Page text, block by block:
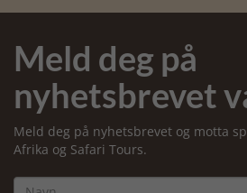
Meld deg på
nyhetsbrevet
Meld deg på nyhetsbrevet og motta
Afrika og Safari Tours.